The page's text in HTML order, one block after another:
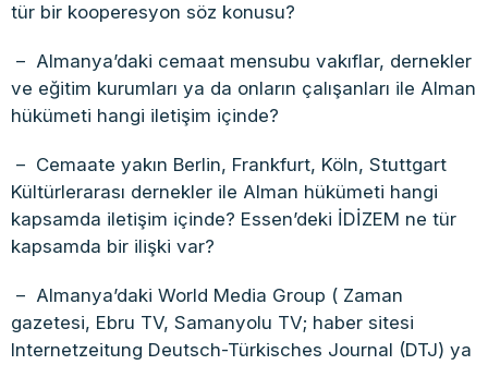
tür bir kooperesyon söz konusu?
– Almanya’daki cemaat mensubu vakıflar, dernekler
ve eğitim kurumları ya da onların çalışanları ile Alman
hükümeti hangi iletişim içinde?
– Cemaate yakın Berlin, Frankfurt, Köln, Stuttgart
Kültürlerarası dernekler ile Alman hükümeti hangi
kapsamda iletişim içinde? Essen’deki İDİZEM ne tür
kapsamda bir ilişki var?
– Almanya’daki World Media Group ( Zaman
gazetesi, Ebru TV, Samanyolu TV; haber sitesi
Internetzeitung Deutsch-Türkisches Journal (DTJ) ya